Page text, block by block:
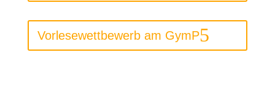
Vorlesewettbewerb am GymP